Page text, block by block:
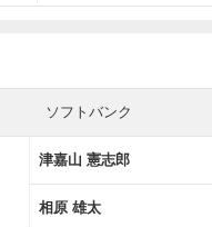
ソフトバンク
津嘉山 憲志郎
相原 雄太